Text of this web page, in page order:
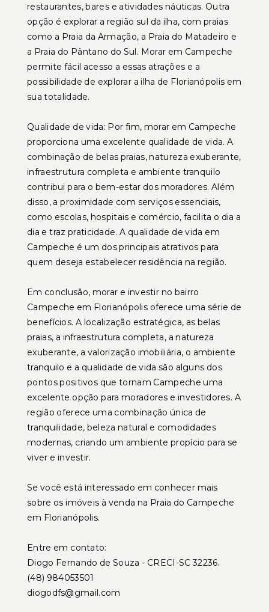
restaurantes, bares e atividades náuticas. Outra
opção é explorar a região sul da ilha, com praias
como a Praia da Armação, a Praia do Matadeiro e
a Praia do Pântano do Sul. Morar em Campeche
permite fácil acesso a essas atrações e a
possibilidade de explorar a ilha de Florianópolis em
sua totalidade.
Qualidade de vida: Por fim, morar em Campeche
proporciona uma excelente qualidade de vida. A
combinação de belas praias, natureza exuberante,
infraestrutura completa e ambiente tranquilo
contribui para o bem-estar dos moradores. Além
disso, a proximidade com serviços essenciais,
como escolas, hospitais e comércio, facilita o dia a
dia e traz praticidade. A qualidade de vida em
Campeche é um dos principais atrativos para
quem deseja estabelecer residência na região.
Em conclusão, morar e investir no bairro
Campeche em Florianópolis oferece uma série de
benefícios. A localização estratégica, as belas
praias, a infraestrutura completa, a natureza
exuberante, a valorização imobiliária, o ambiente
tranquilo e a qualidade de vida são alguns dos
pontos positivos que tornam Campeche uma
excelente opção para moradores e investidores. A
região oferece uma combinação única de
tranquilidade, beleza natural e comodidades
modernas, criando um ambiente propício para se
viver e investir.
Se você está interessado em conhecer mais
sobre os imóveis à venda na Praia do Campeche
em Florianópolis.
Entre em contato:
Diogo Fernando de Souza - CRECI-SC 32236.
(48) 984053501
diogodfs@gmail.com